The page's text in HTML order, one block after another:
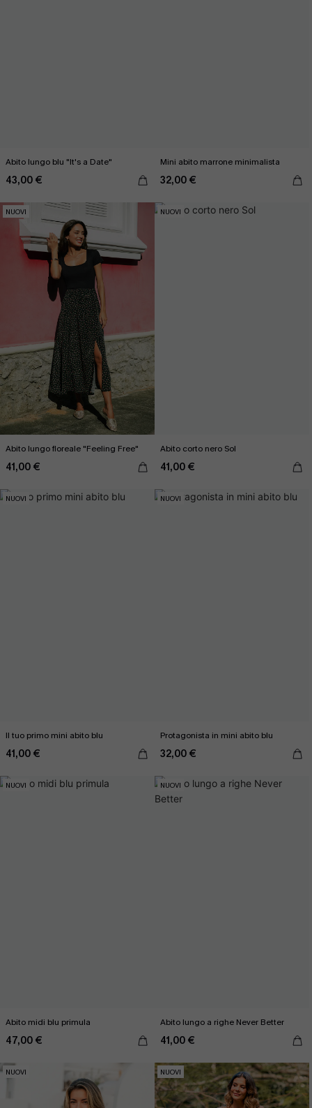
Abito lungo blu "It's a Date"
43,00 €
Mini abito marrone minimalista
32,00 €
NUOVI
Abito lungo floreale "Feeling Free"
41,00 €
NUOVI
Abito corto nero Sol
41,00 €
NUOVI
Il tuo primo mini abito blu
41,00 €
NUOVI
Protagonista in mini abito blu
32,00 €
NUOVI
Abito midi blu primula
47,00 €
NUOVI
Abito lungo a righe Never Better
41,00 €
NUOVI NUOVI